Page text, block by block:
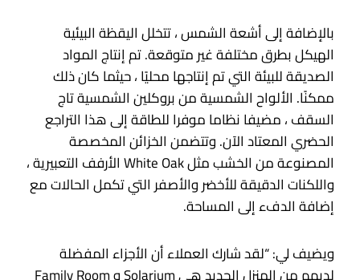
بالإضافة إلى أشعة الشمس ، تتخلل اليقظة البيئية
الهيكل بطرق مختلفة غير متوقعة. تم إنتاج المواد
الصديقة للبيئة التي تم إنتاجها محليًا ، حيثما كان ذلك
ممكنًا. الألواح الشمسية من بروكلين الشمسية تاج
السقف ، مضيفا نظاما موفرا للطاقة إلى هذا التراجع
الحضري المعتاد الآن. وتتضمن الخزائن المخصصة
المصنوعة من الخشب مثل White Oak الأرفف التعبيرية ،
واللكنات الدقيقة للأخضر والأصفر التي تكمل الحالات مع
إضافة الدفء إلى المساحة.
ويضيف لي: “لقد شارك العملاء أن الأجزاء المفضلة